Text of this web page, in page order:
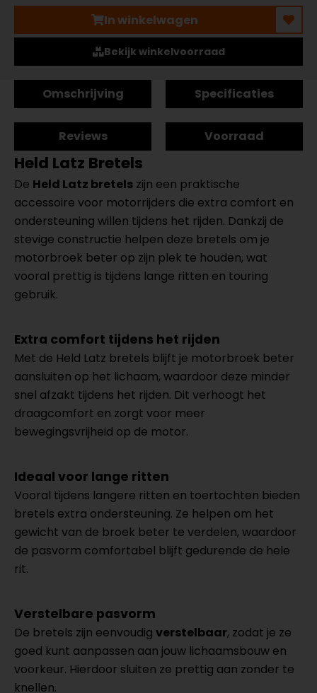
In winkelwagen
Bekijk winkelvoorraad
Omschrijving Specificaties
Reviews Voorraad
Held Latz Bretels
De Held Latz bretels zijn een praktische
accessoire voor motorrijders die extra comfort en
ondersteuning willen tijdens het rijden. Dankzij de
stevige constructie helpen deze bretels om je
motorbroek beter op zijn plek te houden, wat
vooral prettig is tijdens lange ritten en touring
gebruik.
Extra comfort tijdens het rijden
Met de Held Latz bretels blijft je motorbroek beter
aansluiten op het lichaam, waardoor deze minder
snel afzakt tijdens het rijden. Dit verhoogt het
draagcomfort en zorgt voor meer
bewegingsvrijheid op de motor.
Ideaal voor lange ritten
Vooral tijdens langere ritten en toertochten bieden
bretels extra ondersteuning. Ze helpen om het
gewicht van de broek beter te verdelen, waardoor
de pasvorm comfortabel blijft gedurende de hele
rit.
Verstelbare pasvorm
De bretels zijn eenvoudig verstelbaar, zodat je ze
goed kunt aanpassen aan jouw lichaamsbouw en
voorkeur. Hierdoor sluiten ze prettig aan zonder te
knellen.